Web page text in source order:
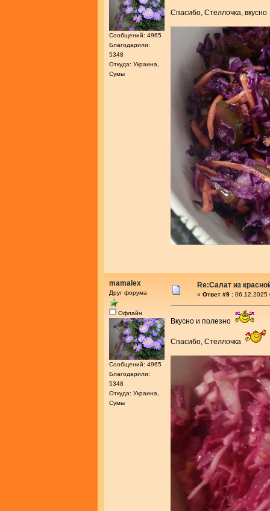
Сообщений: 4965
Благодарили:
5348
Откуда: Украина,
Сумы
Спасибо, Стеллочка, вкусно
mamalex
Друг форума
Офлайн
Сообщений: 4965
Благодарили:
5348
Откуда: Украина,
Сумы
Re:Салат из
« Ответ #9 : 06.12.2025
Вкусно и полезно
Спасибо, Стеллочка